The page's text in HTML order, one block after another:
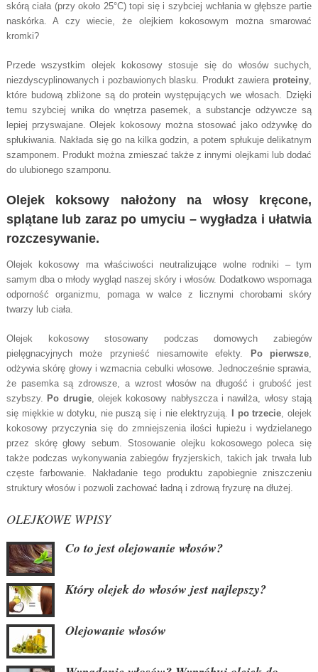
skórą ciała (przy około 25°C) topi się i szybciej wchłania w głębsze partie
naskórka. A czy wiecie, że olejkiem kokosowym można smarować
kromki?
Przede wszystkim olejek kokosowy stosuje się do włosów suchych,
niezdyscyplinowanych i pozbawionych blasku. Produkt zawiera proteiny
które budową zbliżone są do protein występujących we włosach. Dzięki
temu szybciej wnika do wnętrza pasemek, a substancje odżywcze są
lepiej przyswajane. Olejek kokosowy można stosować jako odżywkę do
spłukiwania. Nakłada się go na kilka godzin, a potem spłukuje delikatnym
szamponem. Produkt można zmieszać także z innymi olejkami lub dodać
do ulubionego szamponu.
Olejek koksowy nałożony na włosy kręcone,
splątane lub zaraz po umyciu – wygładza i ułatwia
rozczesywanie.
Olejek kokosowy ma właściwości neutralizujące wolne rodniki – tym
samym dba o młody wygląd naszej skóry i włosów. Dodatkowo wspomaga
odporność organizmu, pomaga w walce z licznymi chorobami skóry
twarzy lub ciała.
Olejek kokosowy stosowany podczas domowych zabiegów
pielęgnacyjnych może przynieść niesamowite efekty.
Po pierwsze
odżywia skórę głowy i wzmacnia cebulki włosowe. Jednocześnie sprawia,
że pasemka są zdrowsze, a wzrost włosów na długość i grubość jest
szybszy. Po drugie, olejek kokosowy nabłyszcza i nawilża, włosy stają
się miękkie w dotyku, nie puszą się i nie elektryzują.
I po trzecie , olejek
kokosowy przyczynia się do zmniejszenia ilości łupieżu i wydzielanego
przez skórę głowy sebum. Stosowanie olejku kokosowego poleca się
także podczas wykonywania zabiegów fryzjerskich, takich jak trwała lub
częste farbowanie. Nakładanie tego produktu zapobiegnie zniszczeniu
struktury włosów i pozwoli zachować ładną i zdrową fryzurę na dłużej.
OLEJKOWE WPISY
Co to jest olejowanie włosów?
Który olejek do włosów jest najlepszy?
Olejowanie włosów